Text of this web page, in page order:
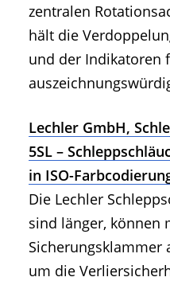
zentralen
hält die
und der Indikatoren
Lechler GmbH,
5SL –
in ISO-
Die Lechler
sind länger, können
Sicherungsklammer
um die